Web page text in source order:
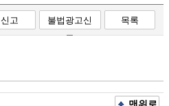
신고
불법광고신
고
목록